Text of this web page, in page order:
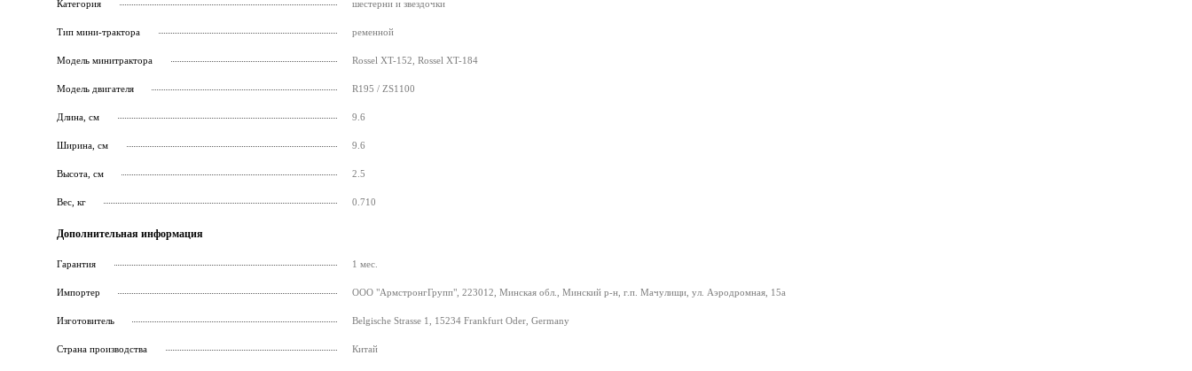
Категория шестерни и звездочки
Тип мини-трактора ременной
Модель минитрактора Rossel XT-152, Rossel XT-184
Модель двигателя R195 / ZS1100
Длина, см 9.6
Ширина, см 9.6
Высота, см 2.5
Вес, кг 0.710
Дополнительная информация
Гарантия 1 мес.
Импортер ООО "АрмстронгГрупп", 223012, Минская обл., Минский р-н, г.п. Мачулищи, ул. Аэродромная, 15а
Изготовитель Belgische Strasse 1, 15234 Frankfurt Oder, Germany
Страна производства Китай